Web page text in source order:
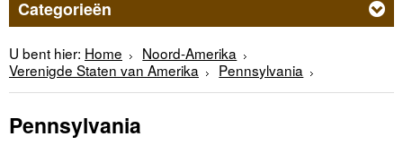
Categorieën
U bent hier: Home
Noord-Amerika
Verenigde Staten van Amerika
Pennsylvania
Pennsylvania